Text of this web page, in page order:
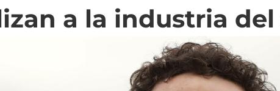
a la industria